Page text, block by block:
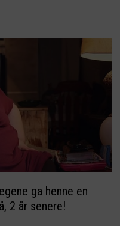
ga henne en
2 år senere!